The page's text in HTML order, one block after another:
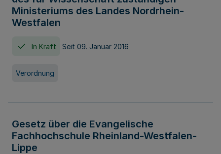
Ministeriums des Landes Nordrhein-
Westfalen
In Kraft Seit 09. Januar 2016
Verordnung
Gesetz über die Evangelische
Fachhochschule Rheinland-Westfalen-
Lippe